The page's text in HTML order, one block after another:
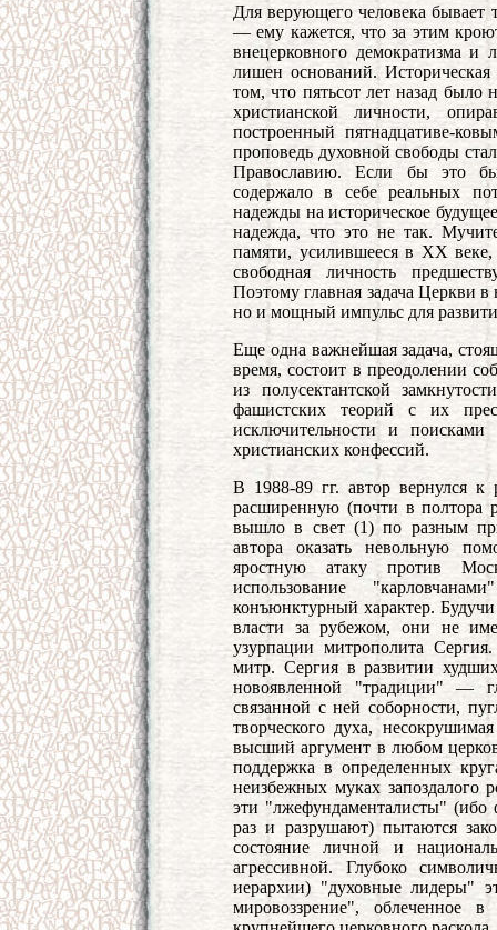
Для верующего человека бывает
— ему кажется, что за этим
внецерковного демократизма и
лишен оснований. Историческая
том, что пятьсот лет назад было
христианской личности,
построенный пятнадцативе-
проповедь духовной свободы
Православию. Если бы это
содержало в себе реальных
надежды на историческое
надежда, что это не так.
памяти, усилившееся в XX
свободная личность
Поэтому главная задача Церкви
но и мощный импульс для
Еще одна важнейшая задача,
время, состоит в преодолении
из полусектантской
фашистских теорий с их
исключительности и
христианских конфессий.
В 1988-89 гг. автор вернулся
расширенную (почти в полтора
вышло в свет (1) по разным
автора оказать невольную
яростную атаку против
использование
конъюнктурный характер.
власти за рубежом, они не
узурпации митрополита
митр. Сергия в развитии
новоявленной "традиции" —
связанной с ней соборности,
творческого духа,
высший аргумент в любом
поддержка в определенных
неизбежных муках запоздалого
эти "лжефундаменталисты" (ибо
раз и разрушают) пытаются
состояние личной и
агрессивной. Глубоко
иерархии) "духовные лидеры"
мировоззрение", облеченное